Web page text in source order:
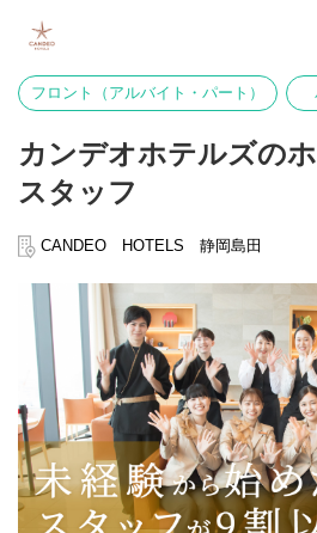
フロント（アルバイト・パート）
カンデオホテルズの
スタッフ
CANDEO HOTELS 静岡島田